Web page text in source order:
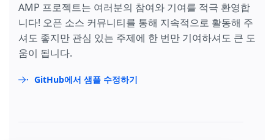
AMP 프로젝트는 여러분의 참여와 기여를 적극 환영합
니다! 오픈 소스 커뮤니티를 통해 지속적으로 활동해 주
셔도 좋지만 관심 있는 주제에 한 번만 기여하셔도 큰 도
움이 됩니다.
GitHub에서 샘플 수정하기